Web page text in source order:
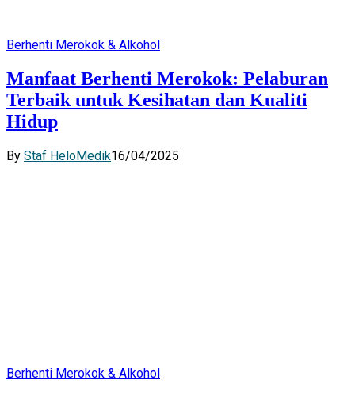
Berhenti Merokok & Alkohol
Manfaat Berhenti Merokok: Pelaburan
Terbaik untuk Kesihatan dan Kualiti
Hidup
By Staf HeloMedik16/04/2025
Berhenti Merokok & Alkohol